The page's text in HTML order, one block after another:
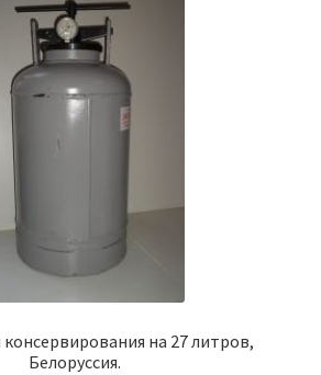
на 27 литров,
Белоруссия.